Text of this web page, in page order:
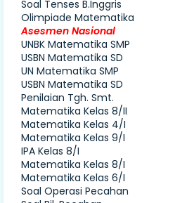
Soal Tenses B.Inggris
Olimpiade Matematika
Asesmen Nasional
UNBK Matematika SMP
USBN Matematika SD
UN Matematika SMP
USBN Matematika SD
Penilaian Tgh. Smt.
Matematika Kelas 8/II
Matematika Kelas 4/I
Matematika Kelas 9/I
IPA Kelas 8/I
Matematika Kelas 8/I
Matematika Kelas 6/I
Soal Operasi Pecahan